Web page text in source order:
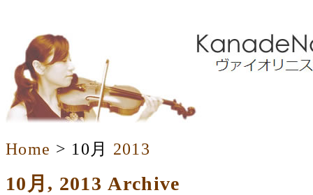
Home > 10月 2013
10月, 2013 Archive